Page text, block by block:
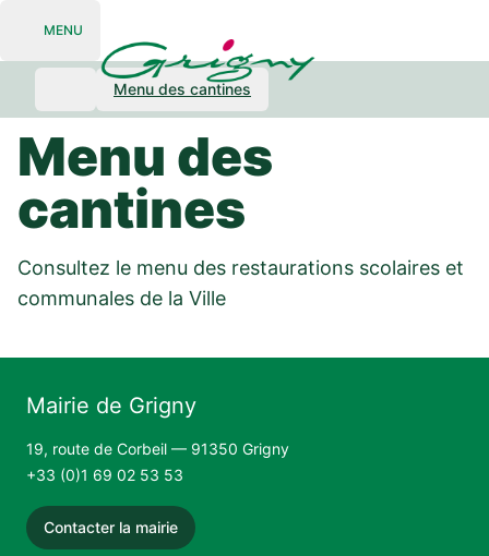
Open navigation
MENU
Menu des cantines
Menu des
cantines
Consultez le menu des restaurations scolaires et
communales de la Ville
Mairie de Grigny
19, route de Corbeil — 91350 Grigny
+33 (0)1 69 02 53 53
Contacter la mairie